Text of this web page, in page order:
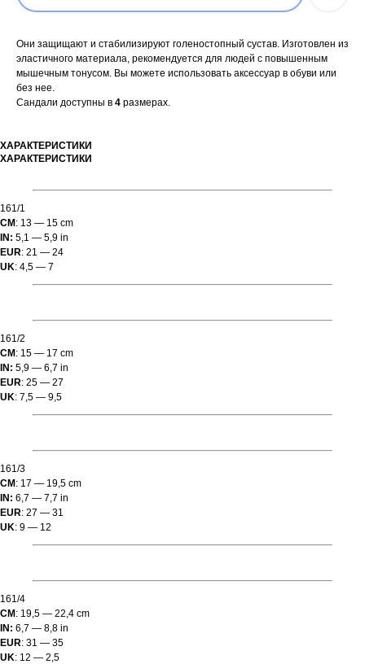
Они защищают и стабилизируют голеностопный сустав. Изготовлен из
эластичного материала, рекомендуется для людей с повышенным
мышечным тонусом. Вы можете использовать аксессуар в обуви или
без нее.
Сандали доступны в 4 размерах.
ХАРАКТЕРИСТИКИ
ХАРАКТЕРИСТИКИ
161/1
CM : 13 — 15 cm
IN: 5,1 — 5,9 in
EUR: 21 — 24
UK: 4,5 — 7
161/2
CM : 15 — 17 cm
IN: 5,9 — 6,7 in
EUR: 25 — 27
UK: 7,5 — 9,5
161/3
CM : 17 — 19,5 cm
IN: 6,7 — 7,7 in
EUR: 27 — 31
UK: 9 — 12
161/4
CM : 19,5 — 22,4 cm
IN: 6,7 — 8,8 in
EUR: 31 — 35
UK: 12 — 2,5